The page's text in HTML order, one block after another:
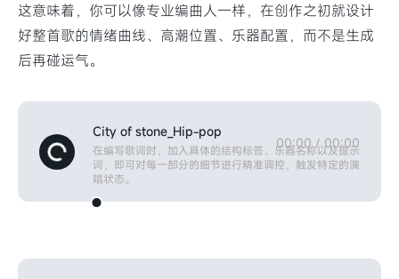
这意味着，你可以像专业编曲人一样，在创作之初就设计
好整首歌的情绪曲线、高潮位置、乐器配置，而不是生成
后再碰运气。
City of stone_Hip-pop
在编写歌词时，加入具体的结构标签、乐器名称以及提示
词，即可对每一部分的细节进行精准调控，触发特定的演
唱状态。
00:00/ 00:00